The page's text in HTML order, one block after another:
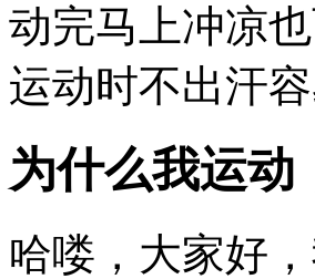
动完马上冲凉
运动时不出汗
为什么我运动
哈喽，大家好